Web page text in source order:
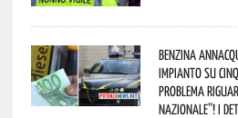
Benzina
impianto su
problema
Nazionale”! I